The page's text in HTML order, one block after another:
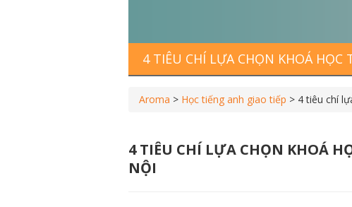
4 TIÊU CHÍ LỰA CHỌN KHOÁ HỌC
Aroma > Học tiếng anh giao tiếp > 4 tiêu chí
4 TIÊU CHÍ LỰA CHỌN KHOÁ
NỘI